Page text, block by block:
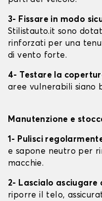
3- Fissare in modo
Stilistauto.it sono
rinforzati per una
di vento forte.
4- Testare la
aree vulnerabili siano
Manutenzione e
1- Pulisci
e sapone neutro per
macchie.
2- Lascialo
riporre il telo,